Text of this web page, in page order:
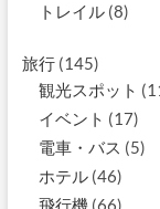
トレイル(8)
旅行(145)
観光スポット
イベント (17)
電車・バス (5)
ホテル(46)
飛行機(66)